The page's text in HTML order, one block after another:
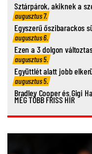
Sztárpárok, akiknek a
augusztus 7.
Egyszerű őszibarackos
augusztus 6.
Ezen a 3 dolgon
augusztus 5.
Együttlét alatt jobb
augusztus 5.
Bradley Cooper és Gigi
MÉG TÖBB FRISS HÍR